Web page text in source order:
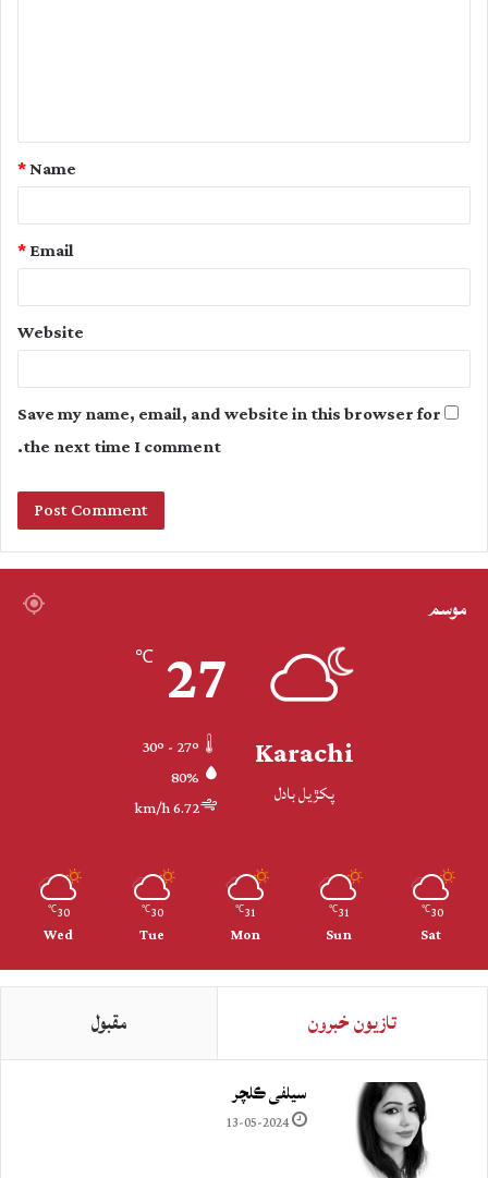
t
Name
*
Email
*
Website
Save my name, email, and website in this browser for
the next time I comment.
موسم
Karachi
پکڙيل بادل
27
℃
80%
6.72 km/h
30
℃
Sat
31
℃
Sun
31
℃
Mon
30
℃
Tue
30
℃
Wed
تازيون خبرون مقبول
سيلفي ڪلچر
13-05-2024